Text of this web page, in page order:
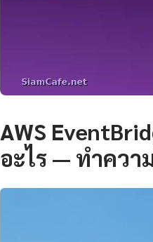
AWS
อะไร — ทำควา